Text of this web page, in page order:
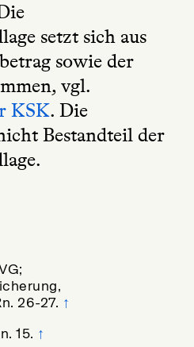
setzt sich aus
sowie der
vgl.
KSK. Die
Bestandteil der
26-27. ↑
15. ↑